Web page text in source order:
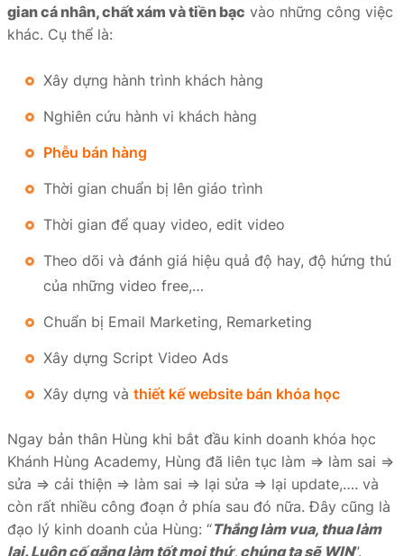
gian cá nhân, chất xám và tiền bạc vào những công việc
khác. Cụ thể là:
Xây dựng hành trình khách hàng
Nghiên cứu hành vi khách hàng
Phễu bán hàng
Thời gian chuẩn bị lên giáo trình
Thời gian để quay video, edit video
Theo dõi và đánh giá hiệu quả độ hay, độ hứng thú
của những video free,…
Chuẩn bị Email Marketing, Remarketing
Xây dựng Script Video Ads
Xây dựng và thiết kế website bán khóa học
Ngay bản thân Hùng khi bắt đầu kinh doanh khóa học
Khánh Hùng Academy, Hùng đã liên tục làm ⇒ làm sai ⇒
sửa ⇒ cải thiện ⇒ làm sai ⇒ lại sửa ⇒ lại update,…. và
còn rất nhiều công đoạn ở phía sau đó nữa. Đây cũng là
đạo lý kinh doanh của Hùng: “Thắng làm vua, thua làm
lại. Luôn cố gắng làm tốt mọi thứ, chúng ta sẽ WIN”.